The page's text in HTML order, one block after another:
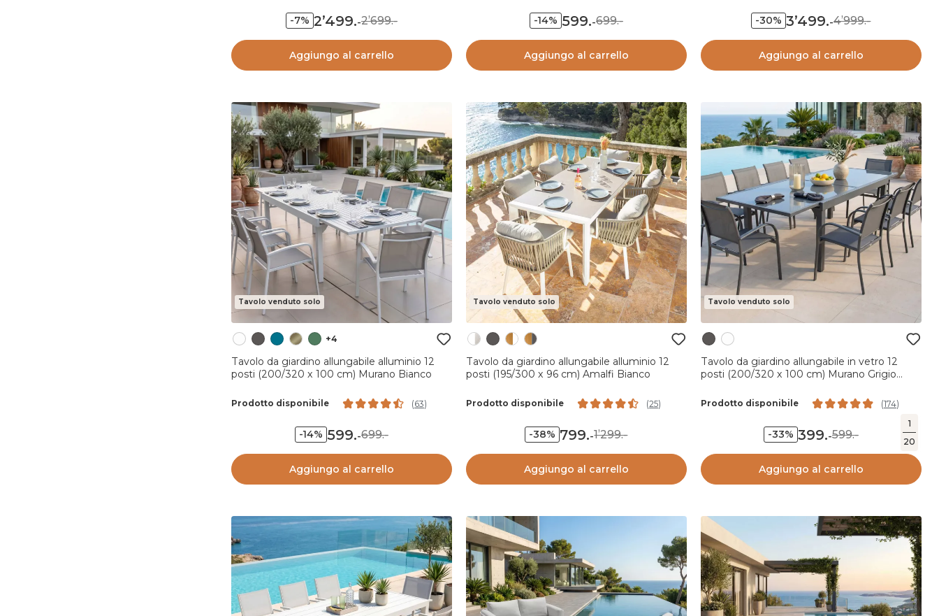
1
20
-7% 2’499.-2’699.-
Aggiungo al carrello
-14% 599.-699.-
Aggiungo al carrello
-30% 3’499.-4’999.-
Aggiungo al carrello
Tavolo venduto solo
+4
Tavolo da giardino allungabile alluminio 12
posti (200/320 x 100 cm) Murano Bianco
Prodotto disponibile (63)
-14% 599.-699.-
Aggiungo al carrello
Tavolo venduto solo
Tavolo da giardino allungabile alluminio 12
posti (195/300 x 96 cm) Amalfi Bianco
Prodotto disponibile (25)
-38% 799.-1’299.-
Aggiungo al carrello
Tavolo venduto solo
Tavolo da giardino allungabile in vetro 12
posti (200/320 x 100 cm) Murano Grigio
Prodotto disponibile (174)
-33% 399.-599.-
Aggiungo al carrello